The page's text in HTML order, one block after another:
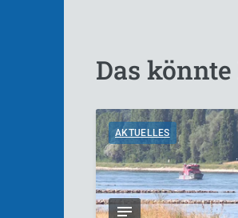
Das
AKTUELLES